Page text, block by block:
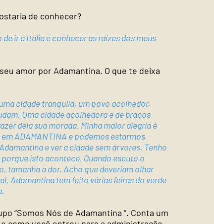
de conhecer?
ir à Itália e conhecer as raízes dos meus
amor por Adamantina. O que te deixa
cidade tranquila, um povo acolhedor,
Uma cidade acolhedora e de braços
dela sua morada. Minha maior alegria é
ADAMANTINA e podemos estarmos
e ver a cidade sem árvores. Tenho
isto acontece. Quando escuto o
tamanha a dor. Acho que deveriam olhar
Adamantina tem feito várias feiras do verde
“Somos Nós de Adamantina “. Conta um